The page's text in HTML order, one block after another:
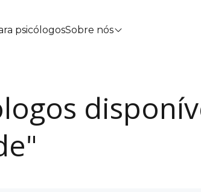
psicólogosSobre nós